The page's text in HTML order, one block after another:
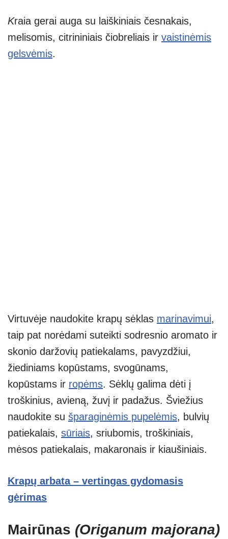
Kraia gerai auga su laiškiniais česnakais,
melisomis, citrininiais čiobreliais ir vaistinėmis
gelsvėmis.
Virtuvėje naudokite krapų sėklas marinavimui,
taip pat norėdami suteikti sodresnio aromato ir
skonio daržovių patiekalams, pavyzdžiui,
žiediniams kopūstams, svogūnams,
kopūstams ir ropėms. Sėklų galima dėti į
troškinius, avieną, žuvį ir padažus. Šviežius
naudokite su šparaginėmis pupelėmis, bulvių
patiekalais, sūriais, sriubomis, troškiniais,
mėsos patiekalais, makaronais ir kiaušiniais.
Krapų arbata – vertingas gydomasis
gėrimas
Mairūnas (Origanum majorana)